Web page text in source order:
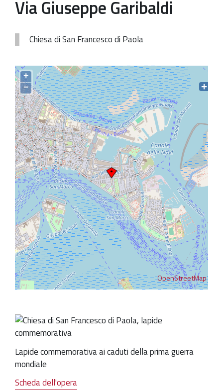
Patrimonio Storico-Artistico
Ufficio Esportazione
Servizi
Galleria
Contatti
Via Giuseppe Garibaldi
Chiesa di San Francesco di Paola
OpenStreetMap
+
−
Lapide commemorativa ai caduti della prima guerra
mondiale
Scheda dell'opera